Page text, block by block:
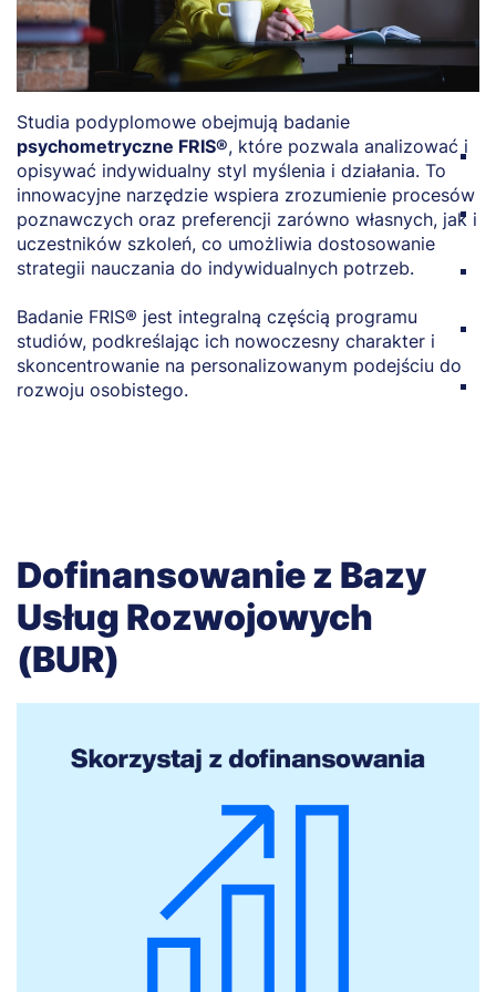
Studia podyplomowe obejmują badanie
psychometryczne FRIS®, które pozwala analizować i
opisywać indywidualny styl myślenia i działania. To
innowacyjne narzędzie wspiera zrozumienie procesów
poznawczych oraz preferencji zarówno własnych, jak i
uczestników szkoleń, co umożliwia dostosowanie
strategii nauczania do indywidualnych potrzeb.
Badanie FRIS® jest integralną częścią programu
studiów, podkreślając ich nowoczesny charakter i
skoncentrowanie na personalizowanym podejściu do
rozwoju osobistego.
Dofinansowanie z Bazy
Usług Rozwojowych
(BUR)